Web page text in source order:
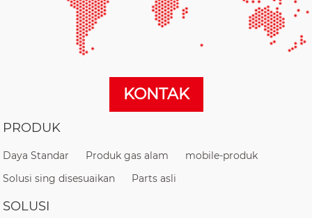
KONTAK
PRODUK
Daya Standar Produk gas alam
mobile-produk
Solusi sing disesuaikan
Parts asli
SOLUSI